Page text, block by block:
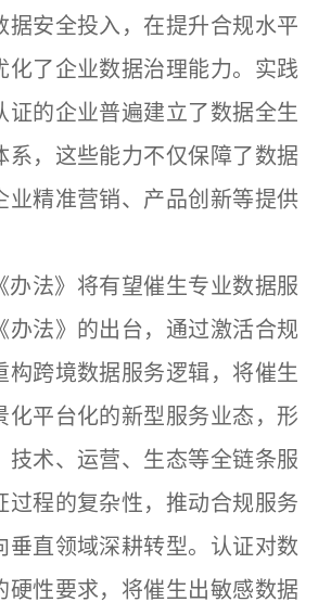
据安全投入，在提升合规水平
化了企业数据治理能力。实践
证的企业普遍建立了数据全生
系，这些能力不仅保障了数据
业精准营销、产品创新等提供
法》将有望催生专业数据服
办法》的出台，通过激活合规
构跨境数据服务逻辑，将催生
化平台化的新型服务业态，形
技术、运营、生态等全链条服
过程的复杂性，推动合规服务
垂直领域深耕转型。认证对数
硬性要求，将催生出敏感数据